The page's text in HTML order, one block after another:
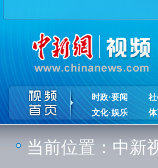
时政·要闻 社
文化·娱乐
体
当前位置： 中新